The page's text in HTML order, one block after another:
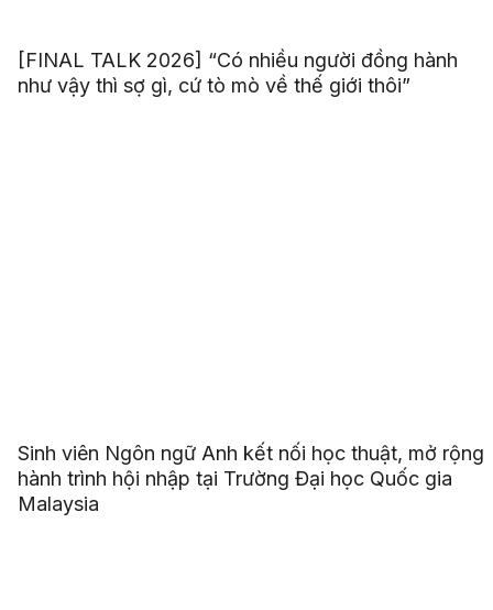
[FINAL TALK 2026] “Có nhiều người đồng hành
như vậy thì sợ gì, cứ tò mò về thế giới thôi”
Sinh viên Ngôn ngữ Anh kết nối học thuật, mở rộng
hành trình hội nhập tại Trường Đại học Quốc gia
Malaysia